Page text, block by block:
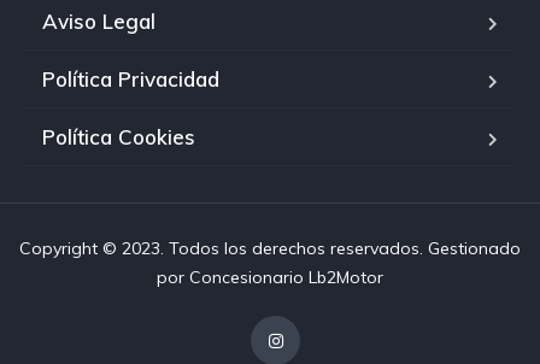
Aviso Legal
Política Privacidad
Política Cookies
Copyright © 2023. Todos los derechos reservados. Gestionado
por Concesionario Lb2Motor